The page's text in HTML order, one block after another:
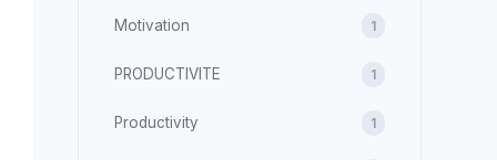
Motivation 1
PRODUCTIVITE 1
Productivity 1